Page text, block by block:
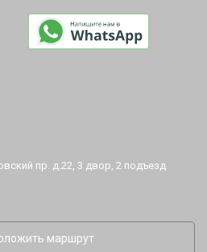
пр. д.22, 3 двор, 2 подъезд
маршрут